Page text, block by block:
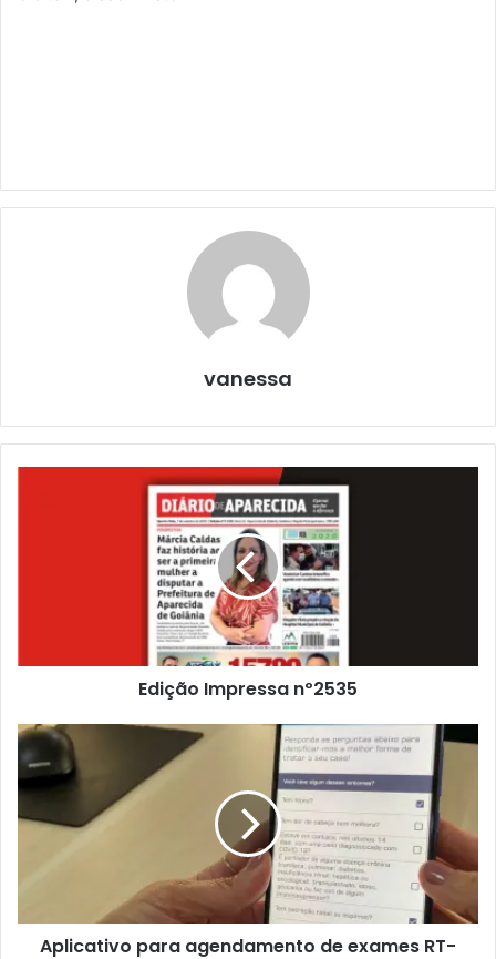
vanessa
Edição Impressa nº2535
Aplicativo para agendamento de exames RT-